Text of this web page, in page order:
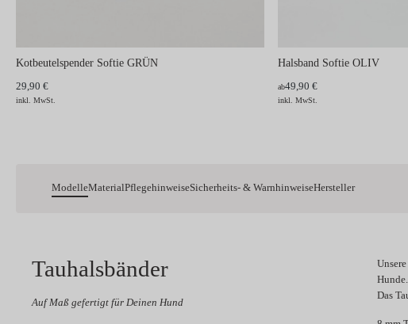
Kotbeutelspender Softie GRÜN
29,90 €
inkl. MwSt.
Halsband Softie OLIV
ab49,90 €
inkl. MwSt.
ModelleMaterialPflegehinweiseSicherheits- & WarnhinweiseHersteller
Tauhalsbänder
Auf Maß gefertigt für Deinen Hund
Hunde.
Das